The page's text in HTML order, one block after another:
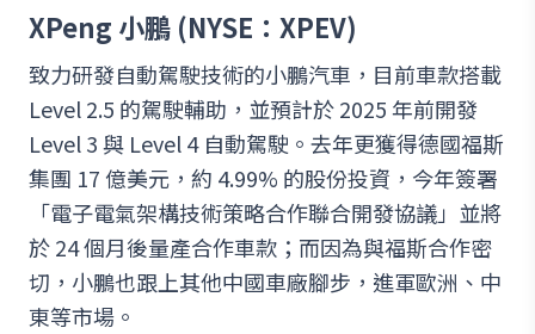
XPeng 小鵬 (NYSE：XPEV)
致力研發自動駕駛技術的小鵬汽車，目前車款搭載
Level 2.5 的駕駛輔助，並預計於 2025 年前開發
Level 3 與 Level 4 自動駕駛。去年更獲得德國福斯
集團 17 億美元，約 4.99% 的股份投資，今年簽署
「電子電氣架構技術策略合作聯合開發協議」並將
於 24 個月後量產合作車款；而因為與福斯合作密
切，小鵬也跟上其他中國車廠腳步，進軍歐洲、中
東等市場。